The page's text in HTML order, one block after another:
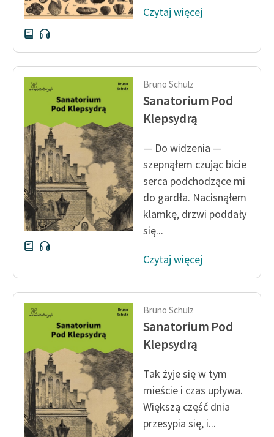
Odkurzamy bohaterów
Szkoła Poezji Wolnych
O nas
O projekcie
Zespół
Zasady wykorzystania
Wolnych Lektur
Logotypy
Polityka prywatności
Regulamin biblioteki
Dane fundacji i
sprawozdania finansowe
Regulamin darowizn
Informacja o treściach
wrażliwych
Czytaj więcej
Bruno Schulz
Sanatorium Pod
Klepsydrą
— Do widzenia —
szepnąłem czując bicie
serca podchodzące mi
do gardła. Nacisnąłem
klamkę, drzwi poddały
się...
Czytaj więcej
Bruno Schulz
Sanatorium Pod
Klepsydrą
Tak żyje się w tym
mieście i czas upływa.
Większą część dnia
przesypia się, i...